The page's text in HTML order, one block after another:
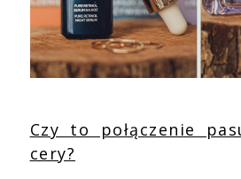
Czy to połączenie
cery?